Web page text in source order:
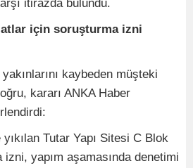
itirazda bulundu.
için soruşturma izni
kaybeden müşteki
kararı ANKA Haber
Tutar Yapı Sitesi C Blok
yapım aşamasında denetimi